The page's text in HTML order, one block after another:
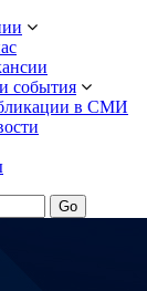
события
в СМИ